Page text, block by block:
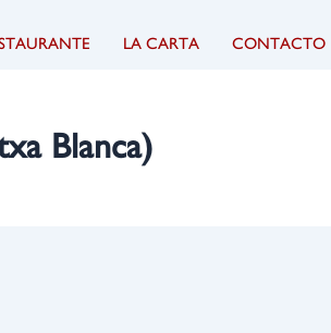
LA CARTA CONTACTO
Blanca)